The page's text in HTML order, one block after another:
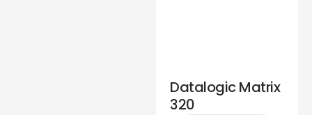
Datalogic Matrix
320